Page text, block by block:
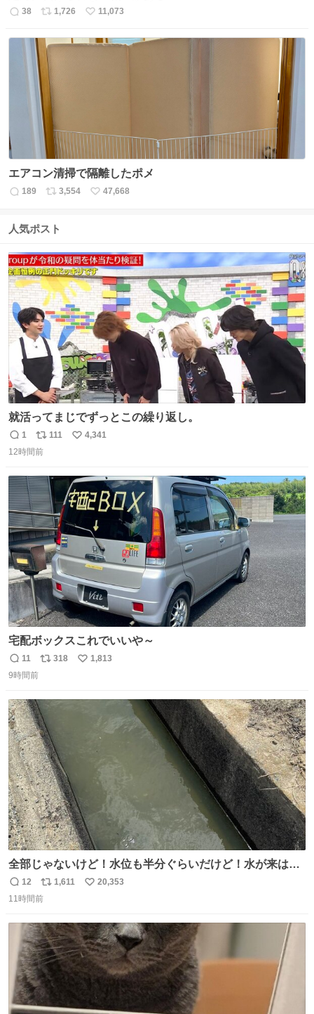
返
38
リ
ス
ト
数
1,726
い
ね
11,073
エアコン清掃で隔離したポメ
返
数
189
リ
ス
数
3,554
い
47,668
人気ポスト
就活ってまじでずっとこの繰り返し。
返
信
1
リ
ポ
ト
数
111
い
数
4,341
12時間前
宅配ボックスこれでいいや～
返
信
11
リ
ト
数
318
い
1,813
9時間前
全部じゃないけど！水位も半分ぐらいだけど！水が来はじ
めたよ！！！ 作業してくれた方々ありがとーーー
ー！！！！！！！！！！！！！！！！！！！！！！！！！
返
信
12
リ
ポ
ト
数
1,611
い
数
20,353
11時間前